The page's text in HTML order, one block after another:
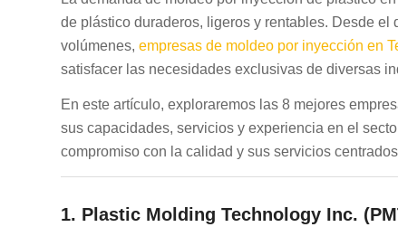
de plástico duraderos, ligeros y rentables. Desde
volúmenes, empresas de moldeo por inyección en
satisfacer las necesidades exclusivas de diversas
En este artículo, exploraremos las 8 mejores
sus capacidades, servicios y experiencia en el
compromiso con la calidad y sus servicios
1. Plastic Molding Technology Inc.